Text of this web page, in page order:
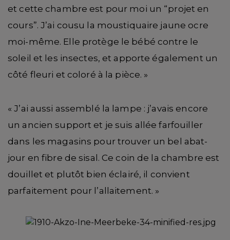
et cette chambre est pour moi un “projet en
cours”. J’ai cousu la moustiquaire jaune ocre
moi-même. Elle protège le bébé contre le
soleil et les insectes, et apporte également un
côté fleuri et coloré à la pièce. »
« J’ai aussi assemblé la lampe : j’avais encore
un ancien support et je suis allée farfouiller
dans les magasins pour trouver un bel abat-
jour en fibre de sisal. Ce coin de la chambre est
douillet et plutôt bien éclairé, il convient
parfaitement pour l’allaitement. »